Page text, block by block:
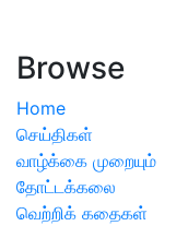
Browse
Home
செய்திகள்
வாழ்க்கை முறையும்
தோட்டக்கலை
வெற்றிக் கதைகள்